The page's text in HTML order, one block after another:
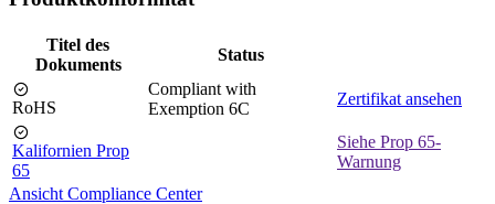
Titel des
Dokuments
Status
RoHS
Compliant with
Exemption 6C
Zertifikat ansehen
Kalifornien Prop
65
Siehe Prop 65-
Warnung
Ansicht Compliance Center